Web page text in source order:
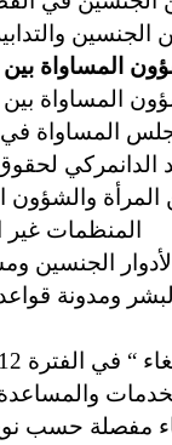
المساواة
المساواة
المساواة في
الدانمركي
والشؤون
المنظمات غير
الفترة 2012-2015
مفصلة حسب